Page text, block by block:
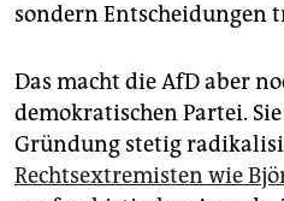
sondern Entscheidungen
Das macht die AfD aber
demokratischen Partei.
Gründung stetig
Rechts­­extremisten wie